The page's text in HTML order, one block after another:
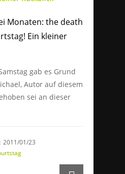
Monaten: the death
Ein kleiner
gab es Grund
Autor auf diesem
sei an dieser
2011/01/23